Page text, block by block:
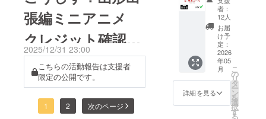
した。しかし、同じ内容を
DVD-Rに焼いた場合は問題
無く再生できることを確認
しましたので、メディア種
別のチェックで弾かれてい
るものと考えられます。
メーカーによっては再生で
じる可能性がございます。
前回のお知らせの通り、
2026年4月末頃の発送を目
指して前倒しで準備を進め
てまいりました。しかしな
がら、本DVDの特殊な仕様
張編ミニアニメ
クレジット確認に
ついて
2025/12/31 23:00
こちらの活動報告は支援者
限定の公開です。
1 2 次のページ
ンの
み】 ★
クレ
ジット
掲載
（希望
者の
み） ★
英語版
字幕レ
ビュー
参加
者：
12人
お届
け予
定：
2026
年05
月
詳細を見る
こ
の
リ
タ
ー
ン
を
選
択
す
る